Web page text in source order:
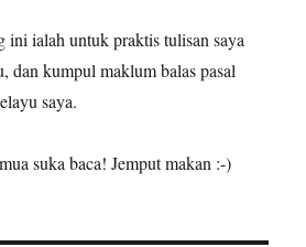
ini ialah untuk praktis tulisan saya
dan kumpul maklum balas pasal
saya.
suka baca! Jemput makan :-)